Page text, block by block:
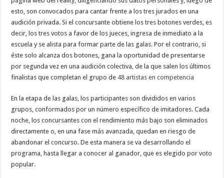
esto, son convocados para cantar frente a los tres jurados en una
audición privada. Si el concursante obtiene los tres botones verdes, es
decir, los tres votos a favor de los jueces, ingresa de inmediato a la
escuela y se alista para formar parte de las galas. Por el contrario, si
éste solo alcanza dos botones, gana la oportunidad de presentarse
por segunda vez en una audición colectiva, de la que salen los últimos
finalistas que completan el grupo de 48 artistas en competencia
En la etapa de las galas, los participantes son divididos en varios
grupos, conformados por un número específico de imitadores. Cada
noche, los concursantes con el rendimiento más bajo son eliminados
directamente o, en una fase más avanzada, quedan en riesgo de
abandonar el concurso. De esta manera se va desarrollando el
programa, hasta llegar a conocer al ganador, que es elegido por voto
popular.